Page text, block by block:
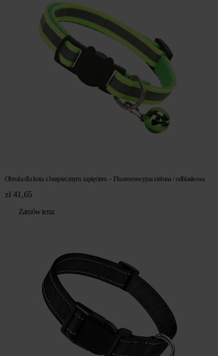
Obroża dla kota z bezpiecznym zapięciem – Fluorescencyjna zielona / odblaskowa
zł41,65
Zamów teraz